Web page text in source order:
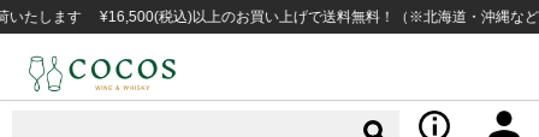
ます ¥16,500(税込)以上のお買い上げで送料無料！（※北海道・沖縄など一部例